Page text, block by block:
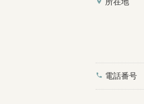
所在地
phone 電話番号